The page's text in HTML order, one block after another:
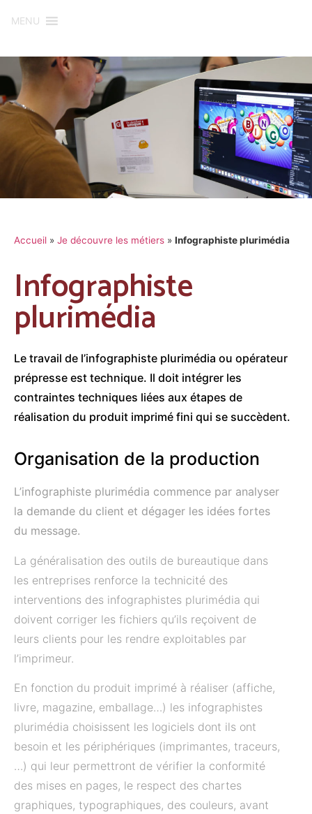
MENU
Accueil » Je découvre les métiers » Infographiste plurimédia
Infographiste
plurimédia
Le travail de l’infographiste plurimédia ou opérateur
prépresse est technique. Il doit intégrer les
contraintes techniques liées aux étapes de
réalisation du produit imprimé fini qui se succèdent.
Organisation de la production
L’infographiste plurimédia commence par analyser
la demande du client et dégager les idées fortes
du message.
La généralisation des outils de bureautique dans
les entreprises renforce la technicité des
interventions des infographistes plurimédia qui
doivent corriger les fichiers qu’ils reçoivent de
leurs clients pour les rendre exploitables par
l’imprimeur.
En fonction du produit imprimé à réaliser (affiche,
livre, magazine, emballage…) les infographistes
plurimédia choisissent les logiciels dont ils ont
besoin et les périphériques (imprimantes, traceurs,
…) qui leur permettront de vérifier la conformité
des mises en pages, le respect des chartes
graphiques, typographiques, des couleurs, avant